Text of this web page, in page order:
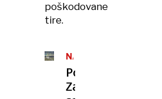
poškodovane
tire.
NASTAVILA
TRI
BOMBE
Poljska:
Za